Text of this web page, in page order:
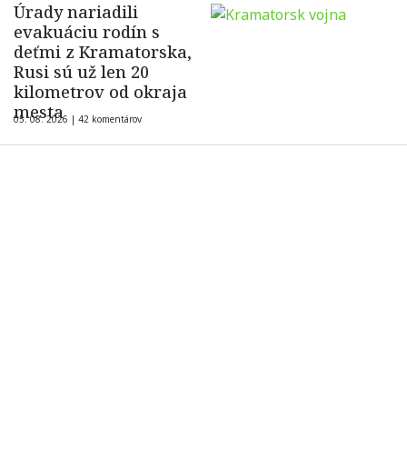
Úrady nariadili
evakuáciu rodín s
deťmi z Kramatorska,
Rusi sú už len 20
kilometrov od okraja
mesta
05. 08. 2026 | 42 komentárov